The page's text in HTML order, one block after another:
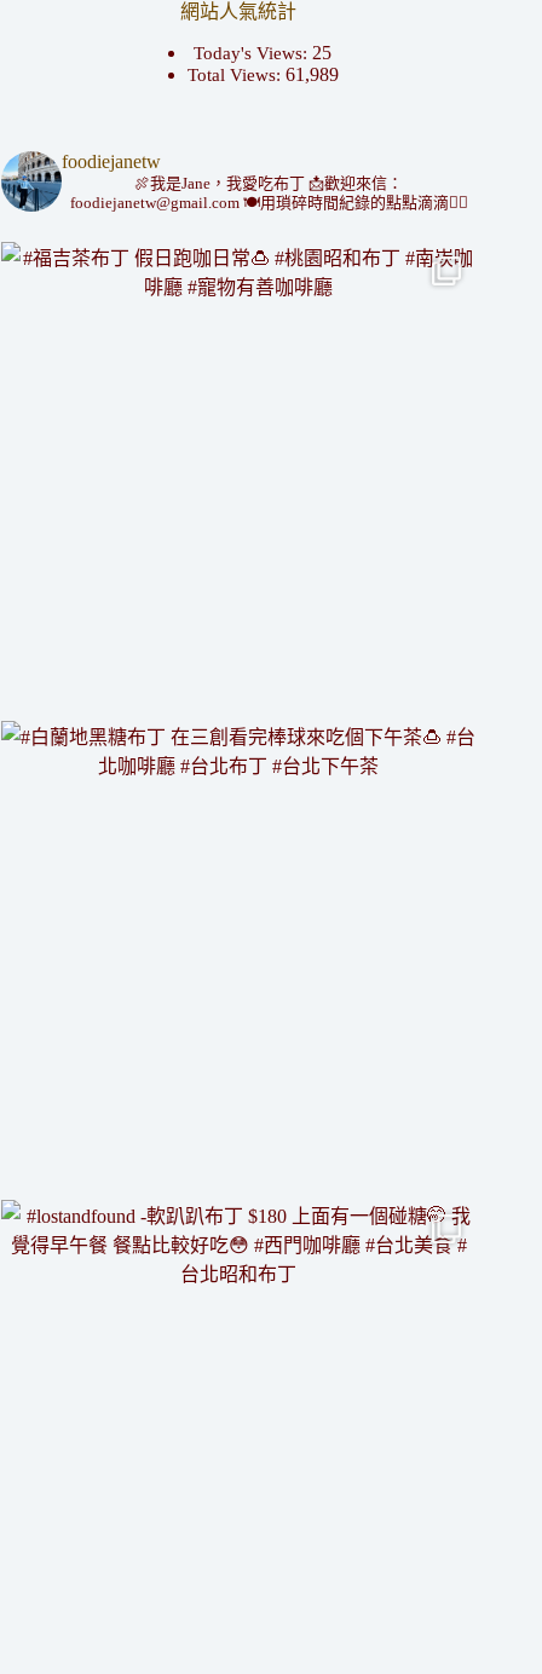
網站人氣統計
Today's Views: 25
Total Views: 61,989
foodiejanetw
🍖我是Jane，我愛吃布丁 📩歡迎來信：
foodiejanetw@gmail.com🍽用瑣碎時間紀錄的點點滴滴👇🏻